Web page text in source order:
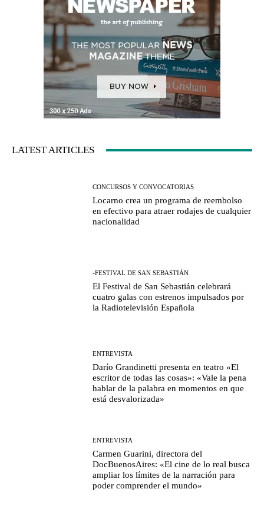
LATEST ARTICLES
CONCURSOS Y CONVOCATORIAS
Locarno crea un programa de reembolso
en efectivo para atraer rodajes de cualquier
nacionalidad
-FESTIVAL DE SAN SEBASTIÁN
El Festival de San Sebastián celebrará
cuatro galas con estrenos impulsados por
la Radiotelevisión Española
ENTREVISTA
Darío Grandinetti presenta en teatro «El
escritor de todas las cosas»: «Vale la pena
hablar de la palabra en momentos en que
está desvalorizada»
ENTREVISTA
Carmen Guarini, directora del
DocBuenosAires: «El cine de lo real busca
ampliar los límites de la narración para
poder comprender el mundo»